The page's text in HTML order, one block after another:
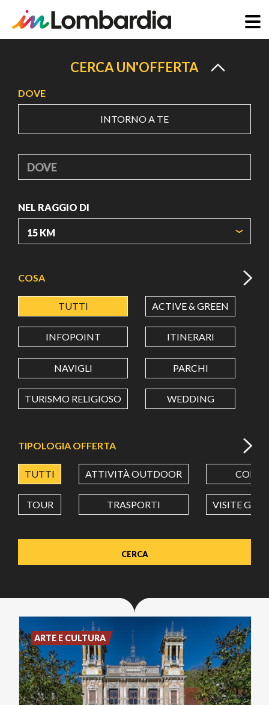
principale
CERCA UN'OFFERTA
DOVE
INTORNO A TE
DOVE
NEL RAGGIO DI
LATITUDINE
LONGITUDINE
Value in decimal degrees. Use dot (.) as decimal separator.
COSA
TUTTI ACTIVE & GREEN
INFOPOINT ITINERARI
NAVIGLI PARCHI
TURISMO RELIGIOSO WEDDING
TIPOLOGIA OFFERTA
TUTTI ATTIVITÀ OUTDOOR CORSI
TOUR TRASPORTI VISITE
ARTE E CULTURA